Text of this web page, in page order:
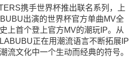
携手世界杯推出联名系列，上
出演的世界杯官方单曲MV全
上首个登上官方MV的潮玩IP。从
正在用潮流语言不断拓展IP
流文化中一个生动而经典的符号。